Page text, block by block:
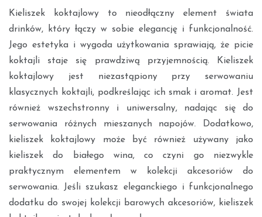
Kieliszek koktajlowy to nieodłączny element świata
drinków, który łączy w sobie elegancję i funkcjonalność.
Jego estetyka i wygoda użytkowania sprawiają, że picie
koktajli staje się prawdziwą przyjemnością. Kieliszek
koktajlowy jest niezastąpiony przy serwowaniu
klasycznych koktajli, podkreślając ich smak i aromat. Jest
również wszechstronny i uniwersalny, nadając się do
serwowania różnych mieszanych napojów. Dodatkowo,
kieliszek koktajlowy może być również używany jako
kieliszek do białego wina, co czyni go niezwykle
praktycznym elementem w kolekcji akcesoriów do
serwowania. Jeśli szukasz eleganckiego i funkcjonalnego
dodatku do swojej kolekcji barowych akcesoriów, kieliszek